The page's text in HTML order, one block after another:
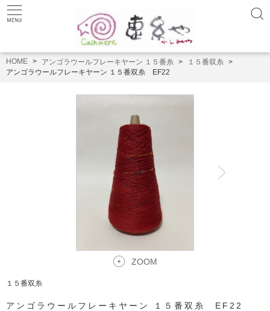
HOME アンゴラウールフレーキヤーン １５番糸
１５番双糸
アンゴラウールフレーキヤーン １５番双糸 EF22
ZOOM
１５番双糸
アンゴラウールフレーキヤーン １５番双糸 EF22